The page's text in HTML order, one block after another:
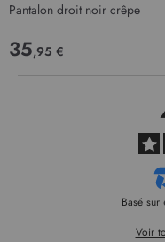
Pantalon droit noir crêpe
35,95 €
Basé sur
Voir